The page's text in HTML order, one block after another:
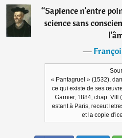
“Sapience n'entre
science sans
―
« Pantagruel » (1532),
ce qui existe de ses
Garnier, 1884, chap. VIII
estant à Paris, receut
et la copie